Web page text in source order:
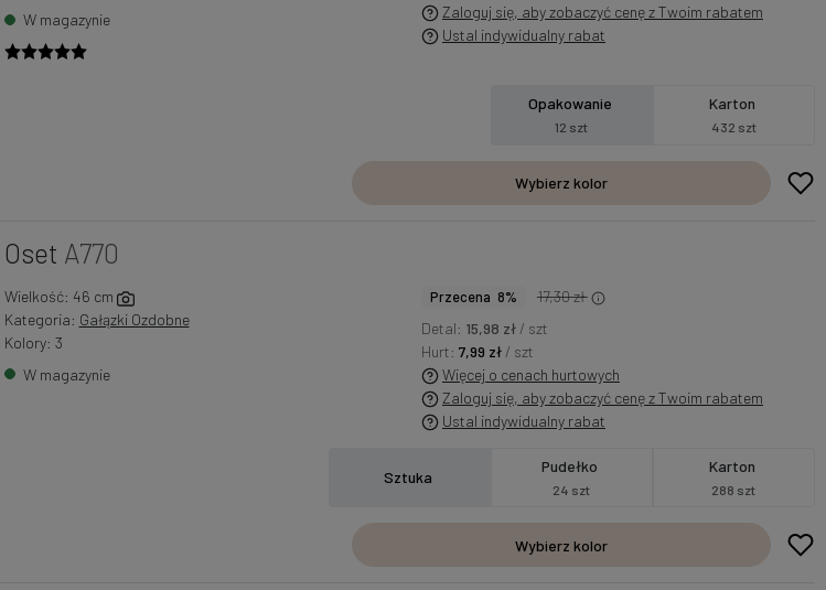
W magazynie
Zaloguj się, aby zobaczyć cenę z Twoim rabatem
Ustal indywidualny rabat
Opakowanie
12 szt
Karton
432 szt
Wybierz kolor
Oset A770
Wielkość: 46 cm
Kategoria: Gałązki Ozdobne
Kolory: 3
W magazynie
Przecena 8%
17,30 zł
Detal: 15,98 zł / szt
Hurt: 7,99 zł / szt
Więcej o cenach hurtowych
Zaloguj się, aby zobaczyć cenę z Twoim rabatem
Ustal indywidualny rabat
Sztuka
Pudełko
24 szt
Karton
288 szt
Wybierz kolor